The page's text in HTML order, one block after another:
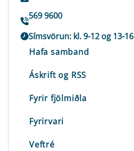
569 9600
Símsvörun: kl. 9-12 og 13-16
Hafa samband
Áskrift og RSS
Fyrir fjölmiðla
Fyrirvari
Veftré